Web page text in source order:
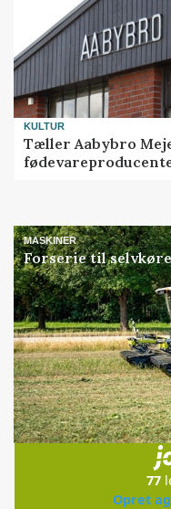
KULTUR
Tæller Aabybro
MASKINER
Forserie til
i
77
Opret